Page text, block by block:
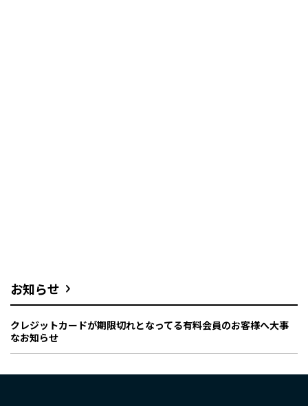
お知らせ
クレジットカードが期限切れとなってる有料会員のお客様へ大事
なお知らせ